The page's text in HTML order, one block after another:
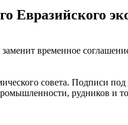
Евразийского
временное
совета. Подписи
рудников и